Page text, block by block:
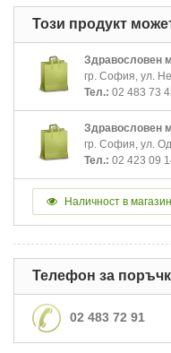
Този продукт
Здравословен
гр. София, ул.
Тел.: 02 483 73
Здравословен
гр. София, ул.
Тел.: 02 423 09
Наличност в
Телефон за
02 483 72 91